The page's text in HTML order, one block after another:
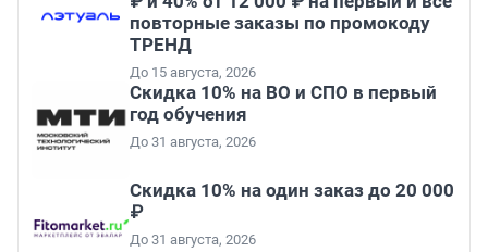
повторные заказы по промокоду
ТРЕНД
До 15 августа, 2026
Скидка 10% на ВО и СПО в первый
год обучения
До 31 августа, 2026
Скидка 10% на один заказ до 20 000
₽
До 31 августа, 2026